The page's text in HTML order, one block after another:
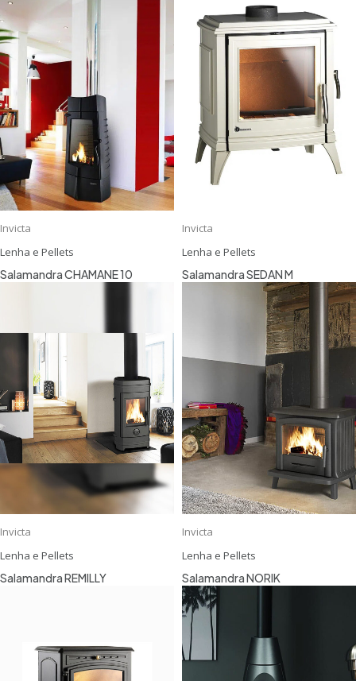
Invicta
Lenha e Pellets
Salamandra CHAMANE 10
Invicta
Lenha e Pellets
Salamandra SEDAN M
Invicta
Lenha e Pellets
Salamandra REMILLY
Invicta
Lenha e Pellets
Salamandra NORIK